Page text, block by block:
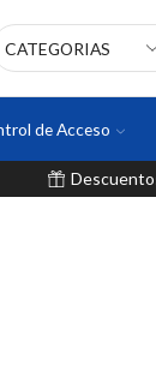
de Acceso